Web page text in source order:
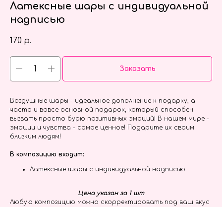
Латексные шары с индивидуальной
надписью
170 р.
Заказать
Воздушные шары - идеальное дополнение к подарку, а
часто и вовсе основной подарок, который способен
вызвать просто бурю позитивных эмоций! В нашем мире -
эмоции и чувства - самое ценное! Подарите их своим
близким людям!
В композицию входит:
Латексные шары с индивидуальной надписью
Цена указан за 1 шт
Любую композицию можно скорректировать под ваш вкус